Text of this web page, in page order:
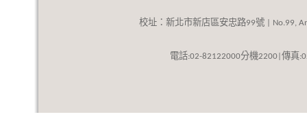
校址：新北市新店區安忠路99號 | No.99,
電話:02-82122000分機2200| 傳真